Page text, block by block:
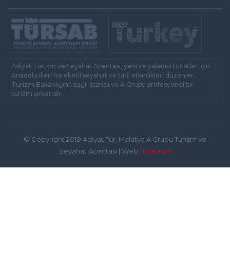
Adiyat Turizm ve Seyahat Acentası, yerli ve yabancı turistler için
Anadolu illeri hareketli seyahat ve tatil etkinlikleri düzenler.
Turizm Bakanlığına bağlı lisanslı ve A Grubu profesyonel bir
turizm şirketidir.
© Copyright 2019 Adiyat Tur, Malatya A Grubu Turizm ve
Seyahat Acentası | Web : Egemen